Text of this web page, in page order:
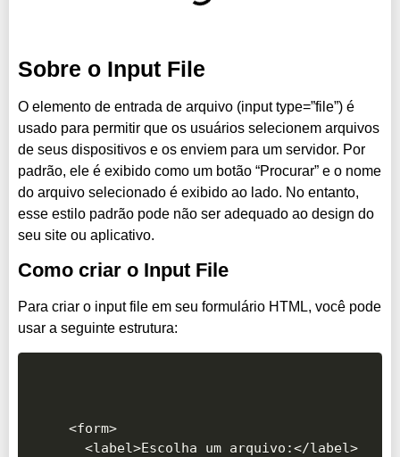
Sobre o Input File
O elemento de entrada de arquivo (input type=”file”) é
usado para permitir que os usuários selecionem arquivos
de seus dispositivos e os enviem para um servidor. Por
padrão, ele é exibido como um botão “Procurar” e o nome
do arquivo selecionado é exibido ao lado. No entanto,
esse estilo padrão pode não ser adequado ao design do
seu site ou aplicativo.
Como criar o Input File
Para criar o input file em seu formulário HTML, você pode
usar a seguinte estrutura:
<form>
  <label>Escolha um arquivo:</label>